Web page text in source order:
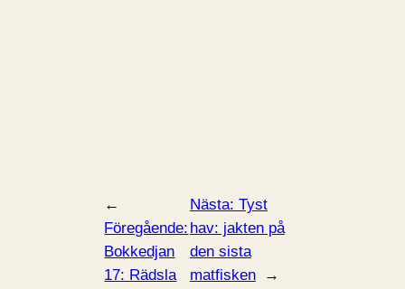
←
Föregående:
Bokkedjan
17: Rädsla
Nästa: Tyst
hav: jakten på
den sista
matfisken
→